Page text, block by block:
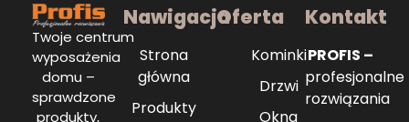
Twoje centrum
wyposażenia
domu –
sprawdzone
produkty,
Nawigacja
Strona
główna
Produkty
Oferta
Kominki
Drzwi
Okna
Kontakt
PROFIS –
profesjonalne
rozwiązania